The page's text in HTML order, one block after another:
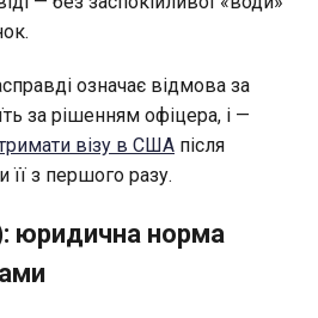
означає відмова за
за рішенням офіцера, і —
візу в США після
її з першого разу.
юридична норма